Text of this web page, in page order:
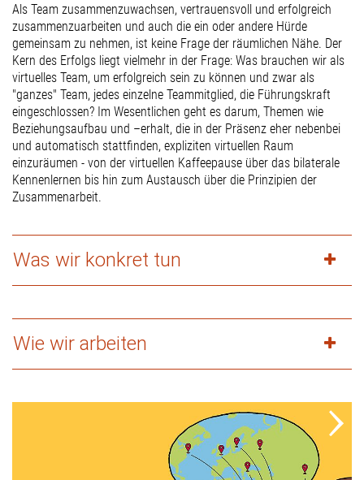
Als Team zusammenzuwachsen, vertrauensvoll und erfolgreich
zusammenzuarbeiten und auch die ein oder andere Hürde
gemeinsam zu nehmen, ist keine Frage der räumlichen Nähe. Der
Kern des Erfolgs liegt vielmehr in der Frage: Was brauchen wir als
virtuelles Team, um erfolgreich sein zu können und zwar als
"ganzes" Team, jedes einzelne Teammitglied, die Führungskraft
eingeschlossen? Im Wesentlichen geht es darum, Themen wie
Beziehungsaufbau und –erhalt, die in der Präsenz eher nebenbei
und automatisch stattfinden, expliziten virtuellen Raum
einzuräumen - von der virtuellen Kaffeepause über das bilaterale
Kennenlernen bis hin zum Austausch über die Prinzipien der
Zusammenarbeit.
Was wir konkret tun
Wie wir arbeiten